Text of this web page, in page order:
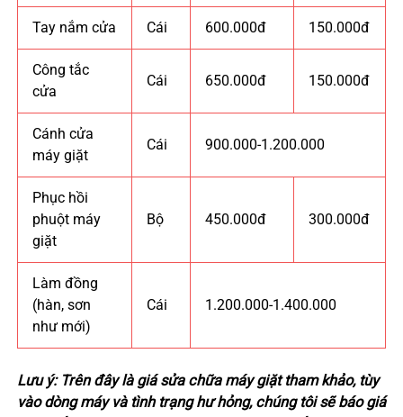
Tay nắm cửa Cái 600.000đ 150.000đ
Công tắc
cửa
Cái 650.000đ 150.000đ
Cánh cửa
máy giặt
Cái 900.000-1.200.000
Phục hồi
phuột máy
giặt
Bộ 450.000đ 300.000đ
Làm đồng
(hàn, sơn
như mới)
Cái 1.200.000-1.400.000
Lưu ý: Trên đây là giá sửa chữa máy giặt tham khảo, tùy
vào dòng máy và tình trạng hư hỏng, chúng tôi sẽ báo giá